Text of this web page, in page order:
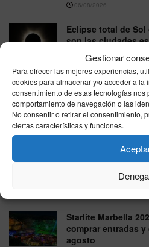
Gestionar
Para ofrecer las mejores experiencias,
cookies para almacenar y/o acceder a la
consentimiento de estas tecnologías nos
comportamiento de navegación o las
No consentir o retirar el consentimiento,
ciertas características y funciones.
06/08/2026
Eclipse total de
son las ciudades
completo
06/08/2026
La sequía pone
nuclear: Hungría
España vigila sus
06/08/2026
NOAA eleva al
Niño muy fuerte,
cautela ante los
Starlite Marbella
comprar entradas
agosto